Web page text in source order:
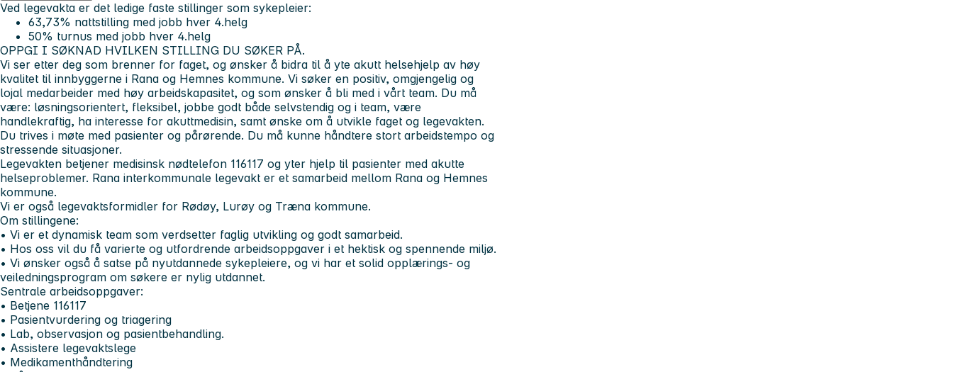
Ved legevakta er det ledige faste stillinger som sykepleier:
63,73% nattstilling med jobb hver 4.helg
50% turnus med jobb hver 4.helg
OPPGI I SØKNAD HVILKEN STILLING DU SØKER PÅ.
Vi ser etter deg som brenner for faget, og ønsker å bidra til å yte akutt helsehjelp av høy
kvalitet til innbyggerne i Rana og Hemnes kommune. Vi søker en positiv, omgjengelig og
lojal medarbeider med høy arbeidskapasitet, og som ønsker å bli med i vårt team. Du må
være: løsningsorientert, fleksibel, jobbe godt både selvstendig og i team, være
handlekraftig, ha interesse for akuttmedisin, samt ønske om å utvikle faget og legevakten.
Du trives i møte med pasienter og pårørende. Du må kunne håndtere stort arbeidstempo og
stressende situasjoner.
Legevakten betjener medisinsk nødtelefon 116117 og yter hjelp til pasienter med akutte
helseproblemer. Rana interkommunale legevakt er et samarbeid mellom Rana og Hemnes
kommune.
Vi er også legevaktsformidler for Rødøy, Lurøy og Træna kommune.
Om stillingene:
• Vi er et dynamisk team som verdsetter faglig utvikling og godt samarbeid.
• Hos oss vil du få varierte og utfordrende arbeidsoppgaver i et hektisk og spennende miljø.
• Vi ønsker også å satse på nyutdannede sykepleiere, og vi har et solid opplærings- og
veiledningsprogram om søkere er nylig utdannet.
Sentrale arbeidsoppgaver:
• Betjene 116117
• Pasientvurdering og triagering
• Lab, observasjon og pasientbehandling.
• Assistere legevaktslege
• Medikamenthåndtering